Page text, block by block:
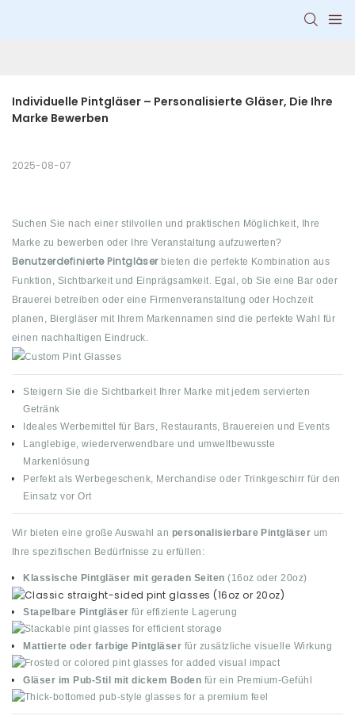
Individuelle Pintgläser – Personalisierte Gläser, Die Ihre
Marke Bewerben
2025-08-07
Suchen Sie nach einer stilvollen und praktischen Möglichkeit, Ihre
Marke zu bewerben oder Ihre Veranstaltung aufzuwerten?
Benutzerdefinierte Pintgläserbieten die perfekte Kombination aus
Funktion, Sichtbarkeit und Einprägsamkeit. Egal, ob Sie eine Bar oder
Brauerei betreiben oder eine Firmenveranstaltung oder Hochzeit
planen, Biergläser mit Ihrem Markennamen sind die perfekte Wahl für
einen nachhaltigen Eindruck.
Steigern Sie die Sichtbarkeit Ihrer Marke mit jedem servierten
Getränk
Ideales Werbemittel für Bars, Restaurants, Brauereien und Events
Langlebige, wiederverwendbare und umweltbewusste
Markenlösung
Perfekt als Werbegeschenk, Merchandise oder Trinkgeschirr für den
Einsatz vor Ort
Wir bieten eine große Auswahl an personalisierbare Pintgläser um
Ihre spezifischen Bedürfnisse zu erfüllen:
Klassische Pintgläser mit geraden Seiten(16oz oder 20oz)
Stapelbare Pintgläser für effiziente Lagerung
Mattierte oder farbige Pintgläser für zusätzliche visuelle Wirkung
Gläser im Pub-Stil mit dickem Boden für ein Premium-Gefühl